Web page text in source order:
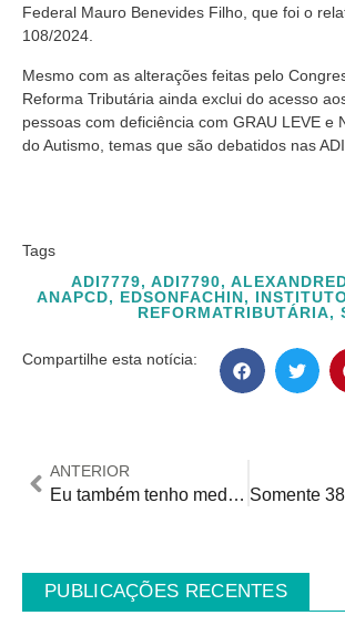
Federal Mauro Benevides Filho, que foi o
108/2024.
Mesmo com as alterações feitas pelo
Reforma Tributária ainda exclui do acesso
pessoas com deficiência com GRAU LEVE e
do Autismo, temas que são debatidos nas
Tags
ADI7779, ADI7790,
ANAPCD, EDSONFACHIN,
REFORMATRIBUTÁRIA,
Compartilhe esta notícia:
ANTERIOR
Eu também tenho medo de perder meus pais
PUBLICAÇÕES RECENTES